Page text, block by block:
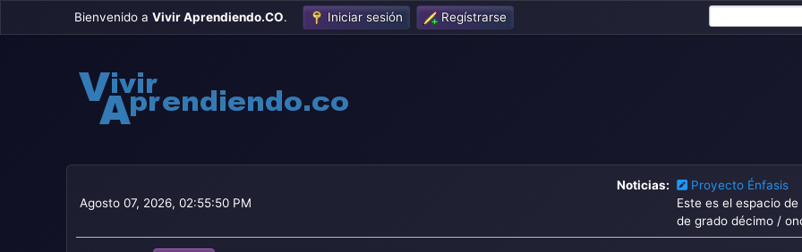
Bienvenido a Vivir Aprendiendo.CO. Iniciar sesión Regístrarse
Agosto 07, 2026, 02:55:50 PM
Noticias:
Proyecto Énfasis
Este es el espacio
de grado décimo /